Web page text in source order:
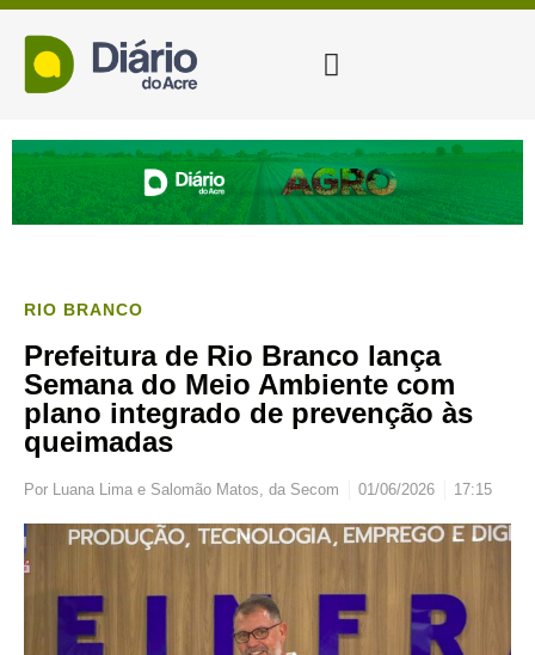
RIO BRANCO
Prefeitura de Rio Branco lança
Semana do Meio Ambiente com
plano integrado de prevenção às
queimadas
Por Luana Lima e Salomão Matos, da Secom 01/06/2026 17:15